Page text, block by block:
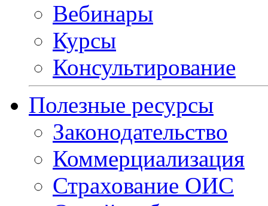
Вебинары
Курсы
Консультирование
Полезные ресурсы
Законодательство
Коммерциализация
Страхование ОИС